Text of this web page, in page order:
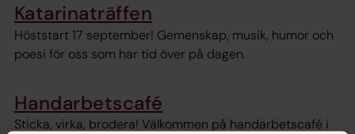
Katarinaträffen
Höststart 17 september! Gemenskap, musik, humor och
poesi för oss som har tid över på dagen.
Handarbetscafé
Sticka, virka, brodera! Välkommen på handarbetscafé i